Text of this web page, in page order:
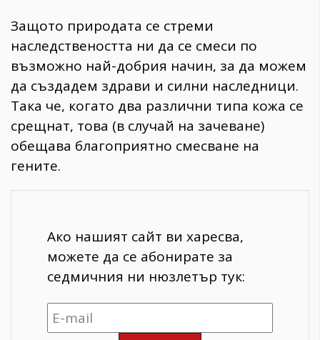
Защото природата се стреми
наследствеността ни да се смеси по
възможно най-добрия начин, за да можем
да създадем здрави и силни наследници.
Така че, когато два различни типа кожа се
срещнат, това (в случай на зачеване)
обещава благоприятно смесване на
гените.
Ако нашият сайт ви харесва,
можете да се абонирате за
седмичния ни нюзлетър тук: